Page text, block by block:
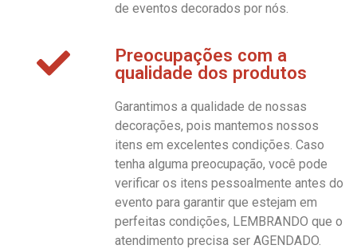
de eventos decorados por nós.
Preocupações com a
qualidade dos produtos
Garantimos a qualidade de nossas
decorações, pois mantemos nossos
itens em excelentes condições. Caso
tenha alguma preocupação, você pode
verificar os itens pessoalmente antes do
evento para garantir que estejam em
perfeitas condições, LEMBRANDO que o
atendimento precisa ser AGENDADO.